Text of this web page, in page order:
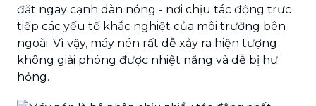
đặt ngay cạnh dàn nóng - nơi chịu tác động trực
tiếp các yếu tố khắc nghiệt của môi trường bên
ngoài. Vì vậy, máy nén rất dễ xảy ra hiện tượng
không giải phóng được nhiệt năng và dễ bị hư
hỏng.